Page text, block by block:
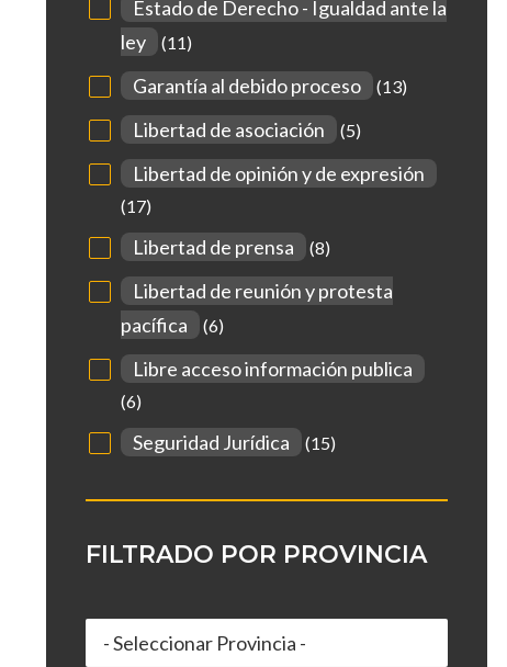
Estado de Derecho - Igualdad ante la
ley
(11)
Garantía al debido proceso (13)
Libertad de asociación (5)
Libertad de opinión y de expresión
(17)
Libertad de prensa (8)
Libertad de reunión y protesta
pacífica
(6)
Libre acceso información publica
(6)
Seguridad Jurídica (15)
FILTRADO POR PROVINCIA